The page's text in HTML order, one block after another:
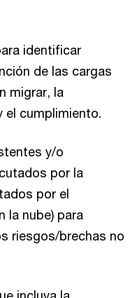
identificar
de las cargas
migrar, la
el cumplimiento.
y/o
por la
por el
la nube) para
riesgos/brechas no